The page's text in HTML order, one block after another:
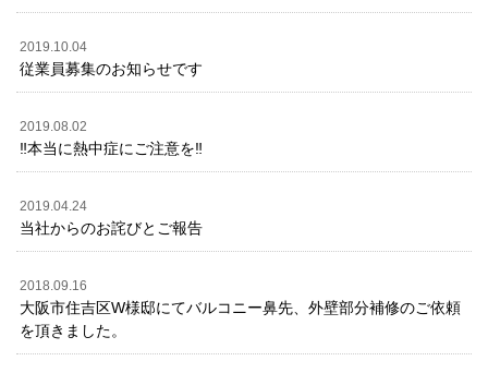
2019.10.04
従業員募集のお知らせです
2019.08.02
‼️本当に熱中症にご注意を‼️
2019.04.24
当社からのお詫びとご報告
2018.09.16
大阪市住吉区W様邸にてバルコニー鼻先、外壁部分補修のご依頼
を頂きました。